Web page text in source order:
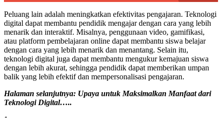
Peluang lain adalah meningkatkan efektivitas pengajaran. Teknologi
digital dapat membantu pendidik mengajar dengan cara yang lebih
menarik dan interaktif. Misalnya, penggunaan video, gamifikasi,
atau platform pembelajaran online dapat membantu siswa belajar
dengan cara yang lebih menarik dan menantang. Selain itu,
teknologi digital juga dapat membantu mengukur kemajuan siswa
dengan lebih akurat, sehingga pendidik dapat memberikan umpan
balik yang lebih efektif dan mempersonalisasi pengajaran.
Halaman selanjutnya: Upaya untuk Maksimalkan Manfaat dari
Teknologi Digital…..